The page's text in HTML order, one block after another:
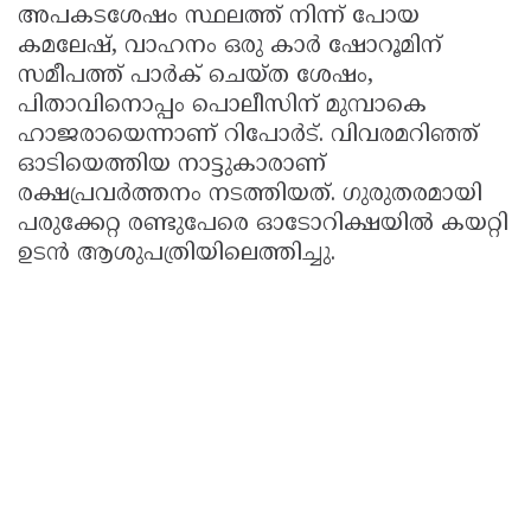
അപകടശേഷം സ്ഥലത്ത് നിന്ന് പോയ
കമലേഷ്, വാഹനം ഒരു കാര്‍ ഷോറൂമിന്
സമീപത്ത് പാര്‍ക് ചെയ്ത ശേഷം,
പിതാവിനൊപ്പം പൊലീസിന് മുമ്പാകെ
ഹാജരായെന്നാണ് റിപോര്‍ട്. വിവരമറിഞ്ഞ്
ഓടിയെത്തിയ നാട്ടുകാരാണ്
രക്ഷപ്രവര്‍ത്തനം നടത്തിയത്. ഗുരുതരമായി
പരുക്കേറ്റ രണ്ടുപേരെ ഓടോറിക്ഷയില്‍ കയറ്റി
ഉടന്‍ ആശുപത്രിയിലെത്തിച്ചു.